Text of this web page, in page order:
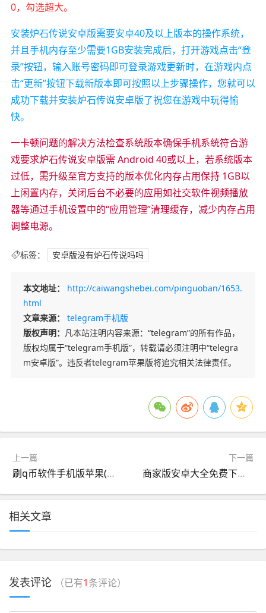
0，勾选超大。
安装炉石传说安卓版需要安卓40及以上版本的操作系统，
并且手机内存至少需要1GB安装完成后，打开游戏点击“登
录”按钮，输入账号密码即可登录游戏更新时，在游戏内点
击“更新”按钮下载新版本即可按照以上步骤操作，您就可以
成功下载并安装炉石传说安卓版了祝您在游戏中玩得愉
快。
一卡顿问题的解决方法检查系统版本确保手机系统符合游
戏要求炉石传说安卓版需 Android 40或以上，若系统版本
过低，需升级至官方支持的版本优化内存占用保持 1GB以
上闲置内存，关闭后台不必要的应用如社交软件视频播放
器等通过手机设置中的“应用管理”清理缓存，减少内存占用
调整电源。
标签： 安卓版没有炉石传说吗吗
本文地址：
http://caiwangshebei.com/pinguoban/1653.
html
文章来源：
telegram手机版
版权声明： 凡本站注明内容来源：“telegram”的所有作品，
版权均属于“telegram手机版”，转载请必须注明中“telegra
m安卓版”。违反者telegram苹果版将追究相关法律责任。
上一篇
刷q币软件手机版苹果(刷q币软件手机版苹果下载)
下一篇
商家版安卓大全免费下载(商家版安卓大全免费下载软件)
相关文章
发表评论 （已有1条评论）